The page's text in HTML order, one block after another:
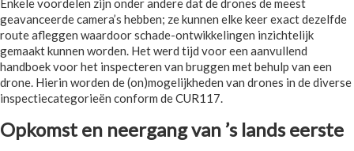
Enkele voordelen zijn onder andere dat de drones de meest
geavanceerde camera’s hebben; ze kunnen elke keer exact dezelfde
route afleggen waardoor schade-ontwikkelingen inzichtelijk
gemaakt kunnen worden. Het werd tijd voor een aanvullend
handboek voor het inspecteren van bruggen met behulp van een
drone. Hierin worden de (on)mogelijkheden van drones in de diverse
inspectiecategorieën conform de CUR117.
Opkomst en neergang van ’s lands eerste